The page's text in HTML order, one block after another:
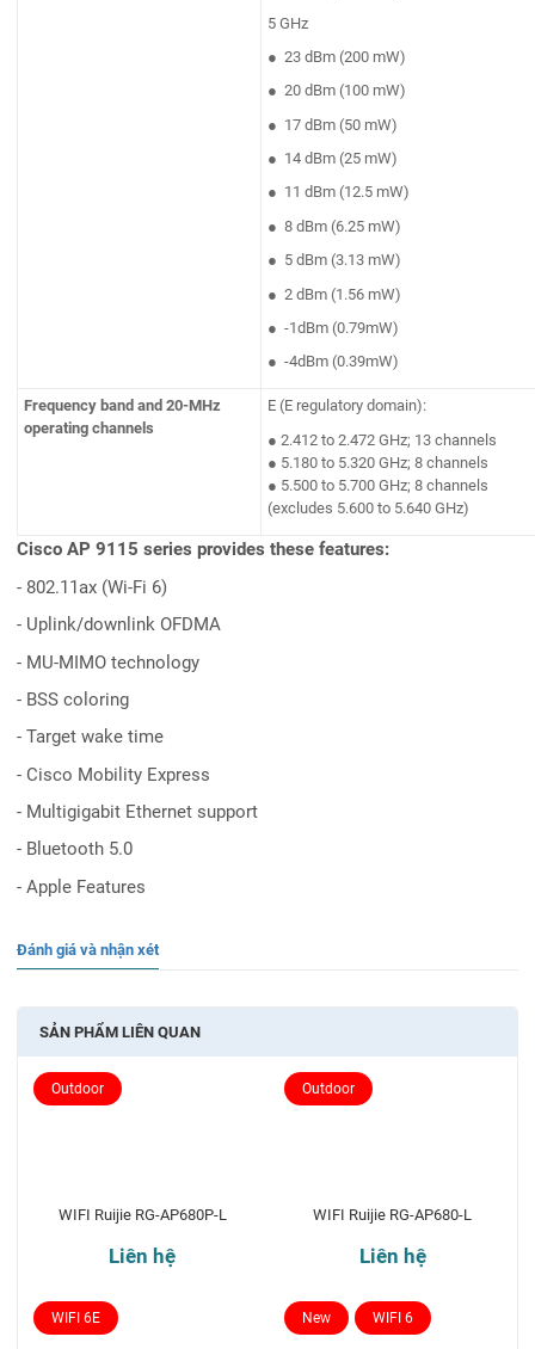
5 GHz
● 23 dBm (200 mW)
● 20 dBm (100 mW)
● 17 dBm (50 mW)
● 14 dBm (25 mW)
● 11 dBm (12.5 mW)
● 8 dBm (6.25 mW)
● 5 dBm (3.13 mW)
● 2 dBm (1.56 mW)
● -1dBm (0.79mW)
● -4dBm (0.39mW)
Frequency band and 20-MHz
operating channels
E (E regulatory domain):
● 2.412 to 2.472 GHz; 13 channels
● 5.180 to 5.320 GHz; 8 channels
● 5.500 to 5.700 GHz; 8 channels
(excludes 5.600 to 5.640 GHz)
Cisco AP 9115 series provides these features:
- 802.11ax (Wi-Fi 6)
- Uplink/downlink OFDMA
- MU‑MIMO technology
- BSS coloring
- Target wake time
- Cisco Mobility Express
- Multigigabit Ethernet support
- Bluetooth 5.0
- Apple Features
Đánh giá và nhận xét
SẢN PHẨM LIÊN QUAN
WIFI Ruijie RG-AP680P-L
Liên hệ
Outdoor
WIFI Ruijie RG-AP680-L
Liên hệ
Outdoor
WIFI 6E New WIFI 6